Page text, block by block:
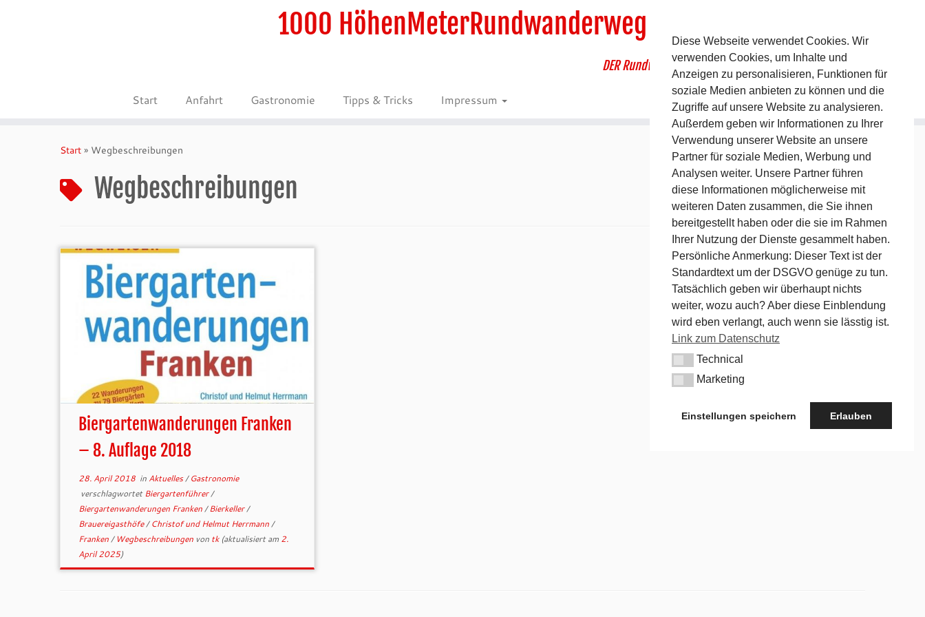
1000 HöhenMeterRundwanderweg
DER Rundwanderweg um Pommelsbrunn
Start Anfahrt Gastronomie Tipps & Tricks Impressum
Start » Wegbeschreibungen
Wegbeschreibungen
Biergartenwanderungen Franken
– 8. Auflage 2018
28. April 2018in Aktuelles/Gastronomie
verschlagwortetBiergartenführer/
Biergartenwanderungen Franken/Bierkeller/
Brauereigasthöfe/Christof und Helmut Herrmann/
Franken/ Wegbeschreibungen von tk(aktualisiert am 2.
April 2025)
Diese Webseite verwendet Cookies. Wir
verwenden Cookies, um Inhalte und
Anzeigen zu personalisieren, Funktionen für
soziale Medien anbieten zu können und die
Zugriffe auf unsere Website zu analysieren.
Außerdem geben wir Informationen zu Ihrer
Verwendung unserer Website an unsere
Partner für soziale Medien, Werbung und
Analysen weiter. Unsere Partner führen
diese Informationen möglicherweise mit
weiteren Daten zusammen, die Sie ihnen
bereitgestellt haben oder die sie im Rahmen
Ihrer Nutzung der Dienste gesammelt haben.
Persönliche Anmerkung: Dieser Text ist der
Standardtext um der DSGVO genüge zu tun.
Tatsächlich geben wir überhaupt nichts
weiter, wozu auch? Aber diese Einblendung
wird eben verlangt, auch wenn sie lässtig ist.
Link zum Datenschutz
TechnicalTechnical
MarketingMarketing
Einstellungen speichern Erlauben